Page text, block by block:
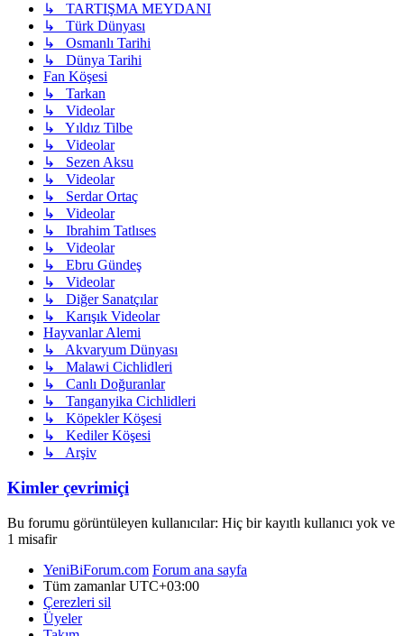
↳ TARTIŞMA MEYDANI
↳ Türk Dünyası
↳ Osmanlı Tarihi
↳ Dünya Tarihi
Fan Köşesi
↳ Tarkan
↳ Videolar
↳ Yıldız Tilbe
↳ Videolar
↳ Sezen Aksu
↳ Videolar
↳ Serdar Ortaç
↳ Videolar
↳ Ibrahim Tatlıses
↳ Videolar
↳ Ebru Gündeş
↳ Videolar
↳ Diğer Sanatçılar
↳ Karışık Videolar
Hayvanlar Alemi
↳ Akvaryum Dünyası
↳ Malawi Cichlidleri
↳ Canlı Doğuranlar
↳ Tanganyika Cichlidleri
↳ Köpekler Köşesi
↳ Kediler Köşesi
↳ Arşiv
Kimler çevrimiçi
Bu forumu görüntüleyen kullanıcılar: Hiç bir kayıtlı kullanıcı yok ve
1 misafir
YeniBiForum.com Forum ana sayfa
Tüm zamanlarUTC+03:00
Çerezleri sil
Üyeler